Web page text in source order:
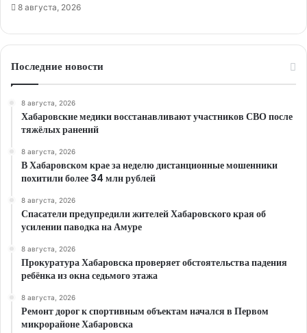
8 августа, 2026
Последние новости
8 августа, 2026
Хабаровские медики восстанавливают участников СВО после
тяжёлых ранений
8 августа, 2026
В Хабаровском крае за неделю дистанционные мошенники
похитили более 34 млн рублей
8 августа, 2026
Спасатели предупредили жителей Хабаровского края об
усилении паводка на Амуре
8 августа, 2026
Прокуратура Хабаровска проверяет обстоятельства падения
ребёнка из окна седьмого этажа
8 августа, 2026
Ремонт дорог к спортивным объектам начался в Первом
микрорайоне Хабаровска